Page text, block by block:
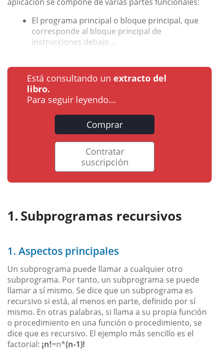
El programa principal o bloque principal, que
corresponde al bloque principal de
instrucciones debajo...
Está consultando un extracto del
libro.
Para seguir leyendo...
Comprar
Contratar
suscripción
Subprogramas recursivos
1. Aspectos principales
Un subprograma puede llamar a cualquier otro
subprograma. Por tanto, un subprograma se puede
llamar a sí mismo. Se dice que un subprograma es
recursivo si está, al menos en parte, definido por sí
mismo. En otras palabras, si llama a su propia función
o procedimiento en una función o procedimiento, se
dice que es recursivo. El ejemplo más sencillo es el
factorial: ¡n!=n*(n-1)!